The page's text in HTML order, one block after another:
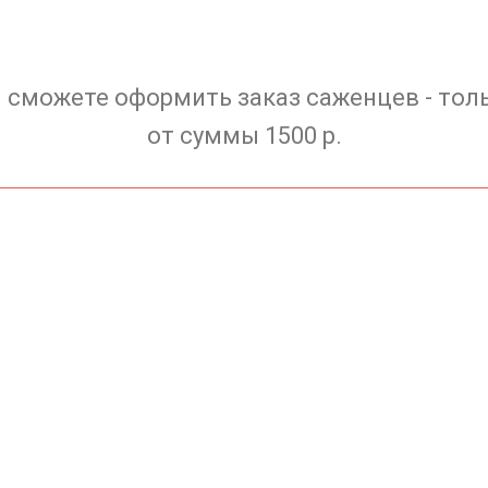
оформить заказ саженцев -
от суммы 1500 р.